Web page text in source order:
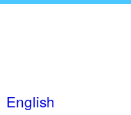
English